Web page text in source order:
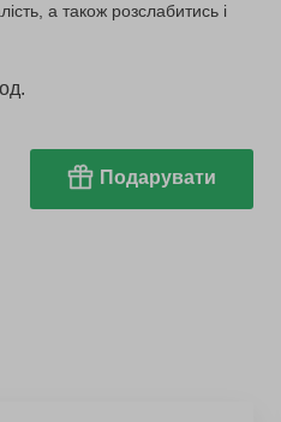
а також розслабитись і
Подарувати